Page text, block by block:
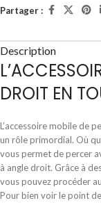
Partager :
Description
DROIT EN
L’accessoire mobile de
un rôle primordial. Où
vous permet de percer
à angle droit. Grâce à
vous pouvez procéder
Pour bien voir le point